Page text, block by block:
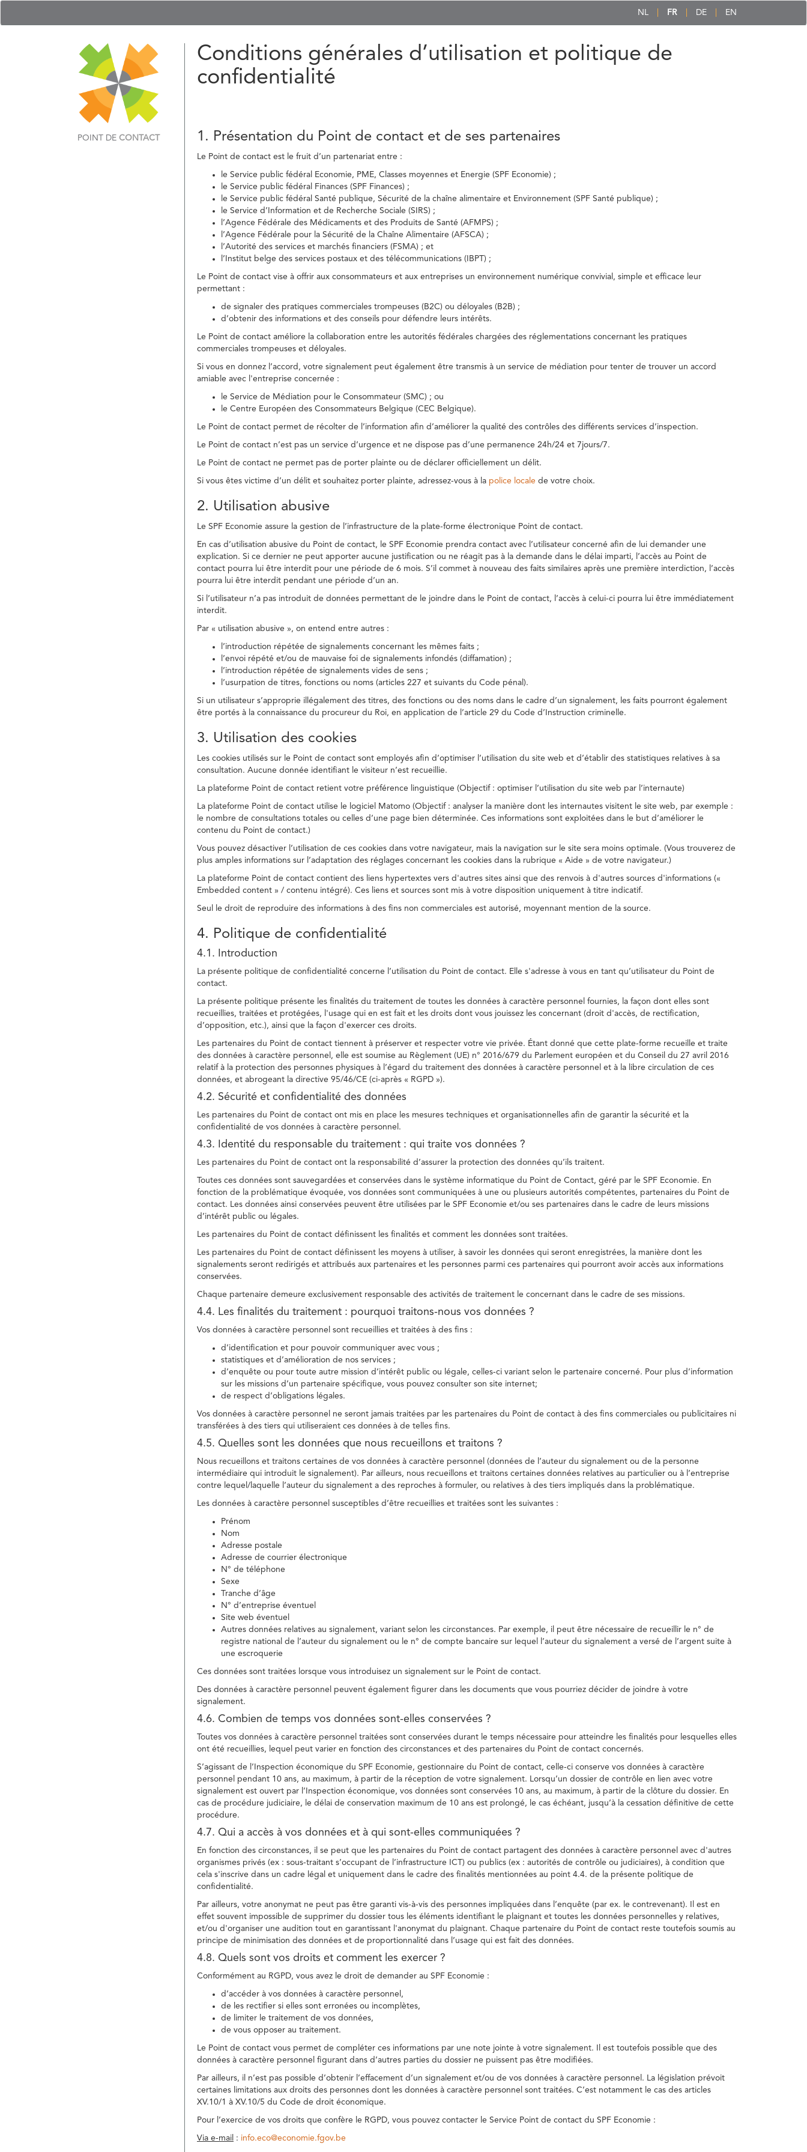
NL FR DE EN
POINT DE CONTACT
Conditions générales d’utilisation et politique de
confidentialité
1. Présentation du Point de contact et de ses partenaires
Le Point de contact est le fruit d’un partenariat entre :
le Service public fédéral Economie, PME, Classes moyennes et Energie (SPF Economie) ;
le Service public fédéral Finances (SPF Finances) ;
le Service public fédéral Santé publique, Sécurité de la chaîne alimentaire et Environnement (SPF Santé publique) ;
le Service d’Information et de Recherche Sociale (SIRS) ;
l’Agence Fédérale des Médicaments et des Produits de Santé (AFMPS) ;
l’Agence Fédérale pour la Sécurité de la Chaîne Alimentaire (AFSCA) ;
l’Autorité des services et marchés financiers (FSMA) ; et
l’Institut belge des services postaux et des télécommunications (IBPT) ;
Le Point de contact vise à offrir aux consommateurs et aux entreprises un environnement numérique convivial, simple et efficace leur
permettant :
de signaler des pratiques commerciales trompeuses (B2C) ou déloyales (B2B) ;
d’obtenir des informations et des conseils pour défendre leurs intérêts.
Le Point de contact améliore la collaboration entre les autorités fédérales chargées des réglementations concernant les pratiques
commerciales trompeuses et déloyales.
Si vous en donnez l’accord, votre signalement peut également être transmis à un service de médiation pour tenter de trouver un accord
amiable avec l'entreprise concernée :
le Service de Médiation pour le Consommateur (SMC) ; ou
le Centre Européen des Consommateurs Belgique (CEC Belgique).
Le Point de contact permet de récolter de l’information afin d’améliorer la qualité des contrôles des différents services d’inspection.
Le Point de contact n’est pas un service d’urgence et ne dispose pas d’une permanence 24h/24 et 7jours/7.
Le Point de contact ne permet pas de porter plainte ou de déclarer officiellement un délit.
Si vous êtes victime d’un délit et souhaitez porter plainte, adressez-vous à la police locale de votre choix.
2. Utilisation abusive
Le SPF Economie assure la gestion de l’infrastructure de la plate-forme électronique Point de contact.
En cas d’utilisation abusive du Point de contact, le SPF Economie prendra contact avec l’utilisateur concerné afin de lui demander une
explication. Si ce dernier ne peut apporter aucune justification ou ne réagit pas à la demande dans le délai imparti, l’accès au Point de
contact pourra lui être interdit pour une période de 6 mois. S’il commet à nouveau des faits similaires après une première interdiction, l’accès
pourra lui être interdit pendant une période d’un an.
Si l’utilisateur n’a pas introduit de données permettant de le joindre dans le Point de contact, l’accès à celui-ci pourra lui être immédiatement
interdit.
Par « utilisation abusive », on entend entre autres :
l’introduction répétée de signalements concernant les mêmes faits ;
l’envoi répété et/ou de mauvaise foi de signalements infondés (diffamation) ;
l’introduction répétée de signalements vides de sens ;
l’usurpation de titres, fonctions ou noms (articles 227 et suivants du Code pénal).
Si un utilisateur s’approprie illégalement des titres, des fonctions ou des noms dans le cadre d’un signalement, les faits pourront également
être portés à la connaissance du procureur du Roi, en application de l’article 29 du Code d’Instruction criminelle.
3. Utilisation des cookies
Les cookies utilisés sur le Point de contact sont employés afin d’optimiser l’utilisation du site web et d’établir des statistiques relatives à sa
consultation. Aucune donnée identifiant le visiteur n’est recueillie.
La plateforme Point de contact retient votre préférence linguistique (Objectif : optimiser l’utilisation du site web par l’internaute)
La plateforme Point de contact utilise le logiciel Matomo (Objectif : analyser la manière dont les internautes visitent le site web, par exemple :
le nombre de consultations totales ou celles d’une page bien déterminée. Ces informations sont exploitées dans le but d’améliorer le
contenu du Point de contact.)
Vous pouvez désactiver l’utilisation de ces cookies dans votre navigateur, mais la navigation sur le site sera moins optimale. (Vous trouverez de
plus amples informations sur l’adaptation des réglages concernant les cookies dans la rubrique « Aide » de votre navigateur.)
La plateforme Point de contact contient des liens hypertextes vers d'autres sites ainsi que des renvois à d'autres sources d'informations («
Embedded content » / contenu intégré). Ces liens et sources sont mis à votre disposition uniquement à titre indicatif.
Seul le droit de reproduire des informations à des fins non commerciales est autorisé, moyennant mention de la source.
4. Politique de confidentialité
4.1. Introduction
La présente politique de confidentialité concerne l’utilisation du Point de contact. Elle s'adresse à vous en tant qu’utilisateur du Point de
contact.
La présente politique présente les finalités du traitement de toutes les données à caractère personnel fournies, la façon dont elles sont
recueillies, traitées et protégées, l'usage qui en est fait et les droits dont vous jouissez les concernant (droit d'accès, de rectification,
d’opposition, etc.), ainsi que la façon d'exercer ces droits.
Les partenaires du Point de contact tiennent à préserver et respecter votre vie privée. Étant donné que cette plate-forme recueille et traite
des données à caractère personnel, elle est soumise au Règlement (UE) n° 2016/679 du Parlement européen et du Conseil du 27 avril 2016
relatif à la protection des personnes physiques à l’égard du traitement des données à caractère personnel et à la libre circulation de ces
données, et abrogeant la directive 95/46/CE (ci-après « RGPD »).
4.2. Sécurité et confidentialité des données
Les partenaires du Point de contact ont mis en place les mesures techniques et organisationnelles afin de garantir la sécurité et la
confidentialité de vos données à caractère personnel.
4.3. Identité du responsable du traitement : qui traite vos données ?
Les partenaires du Point de contact ont la responsabilité d’assurer la protection des données qu’ils traitent.
Toutes ces données sont sauvegardées et conservées dans le système informatique du Point de Contact, géré par le SPF Economie. En
fonction de la problématique évoquée, vos données sont communiquées à une ou plusieurs autorités compétentes, partenaires du Point de
contact. Les données ainsi conservées peuvent être utilisées par le SPF Economie et/ou ses partenaires dans le cadre de leurs missions
d’intérêt public ou légales.
Les partenaires du Point de contact définissent les finalités et comment les données sont traitées.
Les partenaires du Point de contact définissent les moyens à utiliser, à savoir les données qui seront enregistrées, la manière dont les
signalements seront redirigés et attribués aux partenaires et les personnes parmi ces partenaires qui pourront avoir accès aux informations
conservées.
Chaque partenaire demeure exclusivement responsable des activités de traitement le concernant dans le cadre de ses missions.
4.4. Les finalités du traitement : pourquoi traitons-nous vos données ?
Vos données à caractère personnel sont recueillies et traitées à des fins :
d’identification et pour pouvoir communiquer avec vous ;
statistiques et d’amélioration de nos services ;
d’enquête ou pour toute autre mission d’intérêt public ou légale, celles-ci variant selon le partenaire concerné. Pour plus d’information
sur les missions d’un partenaire spécifique, vous pouvez consulter son site internet;
de respect d’obligations légales.
Vos données à caractère personnel ne seront jamais traitées par les partenaires du Point de contact à des fins commerciales ou publicitaires ni
transférées à des tiers qui utiliseraient ces données à de telles fins.
4.5. Quelles sont les données que nous recueillons et traitons ?
Nous recueillons et traitons certaines de vos données à caractère personnel (données de l’auteur du signalement ou de la personne
intermédiaire qui introduit le signalement). Par ailleurs, nous recueillons et traitons certaines données relatives au particulier ou à l’entreprise
contre lequel/laquelle l’auteur du signalement a des reproches à formuler, ou relatives à des tiers impliqués dans la problématique.
Les données à caractère personnel susceptibles d’être recueillies et traitées sont les suivantes :
Prénom
Nom
Adresse postale
Adresse de courrier électronique
N° de téléphone
Sexe
Tranche d’âge
N° d’entreprise éventuel
Site web éventuel
Autres données relatives au signalement, variant selon les circonstances. Par exemple, il peut être nécessaire de recueillir le n° de
registre national de l’auteur du signalement ou le n° de compte bancaire sur lequel l’auteur du signalement a versé de l’argent suite à
une escroquerie
Ces données sont traitées lorsque vous introduisez un signalement sur le Point de contact.
Des données à caractère personnel peuvent également figurer dans les documents que vous pourriez décider de joindre à votre
signalement.
4.6. Combien de temps vos données sont-elles conservées ?
Toutes vos données à caractère personnel traitées sont conservées durant le temps nécessaire pour atteindre les finalités pour lesquelles elles
ont été recueillies, lequel peut varier en fonction des circonstances et des partenaires du Point de contact concernés.
S’agissant de l’Inspection économique du SPF Economie, gestionnaire du Point de contact, celle-ci conserve vos données à caractère
personnel pendant 10 ans, au maximum, à partir de la réception de votre signalement. Lorsqu’un dossier de contrôle en lien avec votre
signalement est ouvert par l’Inspection économique, vos données sont conservées 10 ans, au maximum, à partir de la clôture du dossier. En
cas de procédure judiciaire, le délai de conservation maximum de 10 ans est prolongé, le cas échéant, jusqu’à la cessation définitive de cette
procédure.
4.7. Qui a accès à vos données et à qui sont-elles communiquées ?
En fonction des circonstances, il se peut que les partenaires du Point de contact partagent des données à caractère personnel avec d'autres
organismes privés (ex : sous-traitant s’occupant de l’infrastructure ICT) ou publics (ex : autorités de contrôle ou judiciaires), à condition que
cela s'inscrive dans un cadre légal et uniquement dans le cadre des finalités mentionnées au point 4.4. de la présente politique de
confidentialité.
Par ailleurs, votre anonymat ne peut pas être garanti vis-à-vis des personnes impliquées dans l’enquête (par ex. le contrevenant). Il est en
effet souvent impossible de supprimer du dossier tous les éléments identifiant le plaignant et toutes les données personnelles y relatives,
et/ou d'organiser une audition tout en garantissant l'anonymat du plaignant. Chaque partenaire du Point de contact reste toutefois soumis au
principe de minimisation des données et de proportionnalité dans l’usage qui est fait des données.
4.8. Quels sont vos droits et comment les exercer ?
Conformément au RGPD, vous avez le droit de demander au SPF Economie :
d’accéder à vos données à caractère personnel,
de les rectifier si elles sont erronées ou incomplètes,
de limiter le traitement de vos données,
de vous opposer au traitement.
Le Point de contact vous permet de compléter ces informations par une note jointe à votre signalement. Il est toutefois possible que des
données à caractère personnel figurant dans d’autres parties du dossier ne puissent pas être modifiées.
Par ailleurs, il n’est pas possible d’obtenir l’effacement d’un signalement et/ou de vos données à caractère personnel. La législation prévoit
certaines limitations aux droits des personnes dont les données à caractère personnel sont traitées. C’est notamment le cas des articles
XV.10/1 à XV.10/5 du Code de droit économique.
Pour l’exercice de vos droits que confère le RGPD, vous pouvez contacter le Service Point de contact du SPF Economie :
Via e-mail : info.eco@economie.fgov.be